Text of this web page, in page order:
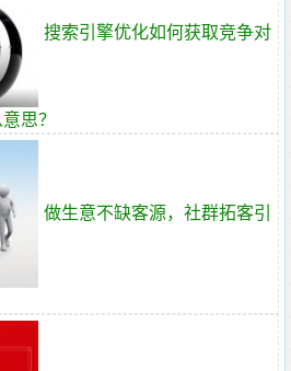
搜索引擎优化如何获取竞争对
思？
做生意不缺客源，社群拓客引